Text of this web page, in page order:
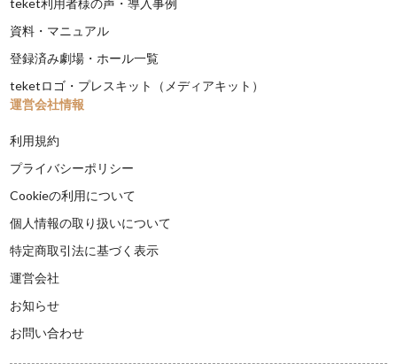
teket利用者様の声・導入事例
資料・マニュアル
登録済み劇場・ホール一覧
teketロゴ・プレスキット（メディアキット）
運営会社情報
利用規約
プライバシーポリシー
Cookieの利用について
個人情報の取り扱いについて
特定商取引法に基づく表示
運営会社
お知らせ
お問い合わせ